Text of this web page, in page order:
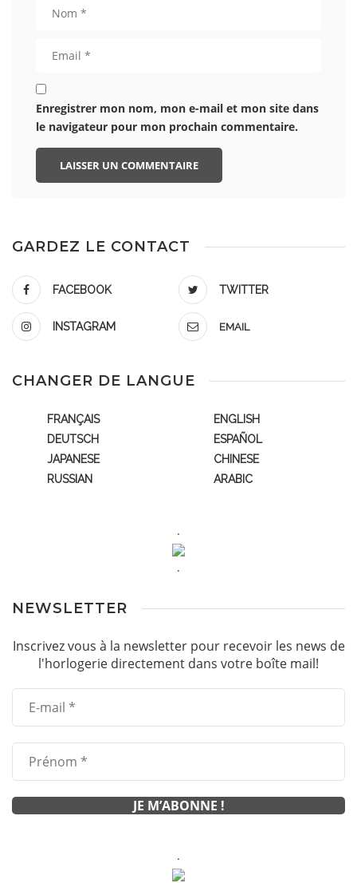
Enregistrer mon nom, mon e-mail et mon site dans
le navigateur pour mon prochain commentaire.
GARDEZ LE CONTACT
FACEBOOK TWITTER
INSTAGRAM EMAIL
CHANGER DE LANGUE
FRANÇAIS
ENGLISH
DEUTSCH
ESPAÑOL
JAPANESE
CHINESE
RUSSIAN
ARABIC
.
.
NEWSLETTER
Inscrivez vous à la newsletter pour recevoir les news de
l'horlogerie directement dans votre boîte mail!
.